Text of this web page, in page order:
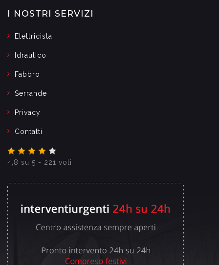
I NOSTRI SERVIZI
Elettricista
Idraulico
Fabbro
Serrande
Privacy
Contatti
4,8 su 5 - 221 voti